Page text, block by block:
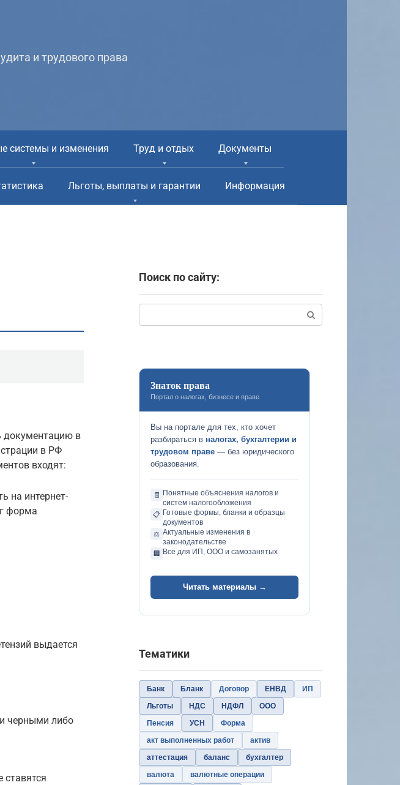
и трудового права
системы и изменения Труд и отдых Документы
Льготы, выплаты и гарантии Информация
документацию в
в РФ
входят:
на интернет-
форма
выдается
черными либо
ставятся
Поиск по сайту:
Знаток права
Портал о налогах, бизнесе и праве
Вы на портале для тех, кто хочет
разбираться в налогах, бухгалтерии и
трудовом праве — без юридического
образования.
🧾
Понятные объяснения налогов и
систем налогообложения
📋 Готовые формы, бланки и образцы
документов
⚖️ Актуальные изменения в
законодательстве
🏢 Всё для ИП, ООО и самозанятых
Читать материалы →
Тематики
Банк Бланк Договор ЕНВД
ИП
Льготы
НДС НДФЛ
ООО
Пенсия
УСН
Форма
акт выполненных работ
актив
аттестация
баланс
бухгалтер
валюта
валютные операции